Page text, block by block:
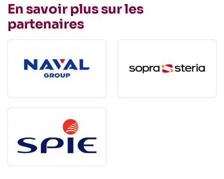
En savoir plus sur les
partenaires